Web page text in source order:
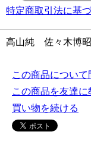
特定商取引法に基
高山純 佐々木博
この商品について
この商品を友達に
買い物を続ける